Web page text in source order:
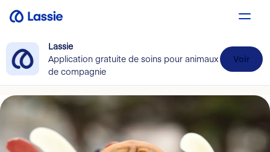
Lassie
Application gratuite de soins pour animaux
de compagnie
Voir